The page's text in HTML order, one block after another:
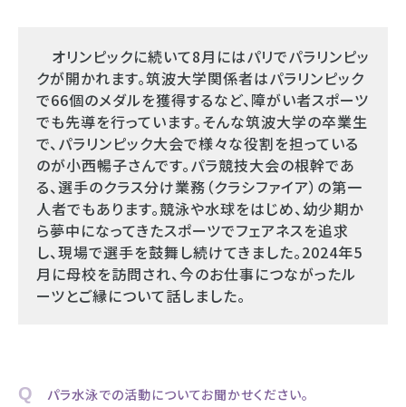
オリンピックに続いて8月にはパリでパラリンピッ
クが開かれます。筑波大学関係者はパラリンピック
で66個のメダルを獲得するなど、障がい者スポーツ
でも先導を行っています。そんな筑波大学の卒業生
で、パラリンピック大会で様々な役割を担っている
のが小西暢子さんです。パラ競技大会の根幹であ
る、選手のクラス分け業務（クラシファイア）の第一
人者でもあります。競泳や水球をはじめ、幼少期か
ら夢中になってきたスポーツでフェアネスを追求
し、現場で選手を鼓舞し続けてきました。2024年5
月に母校を訪問され、今のお仕事につながったル
ーツとご縁について話しました。
Q パラ水泳での活動についてお聞かせください。